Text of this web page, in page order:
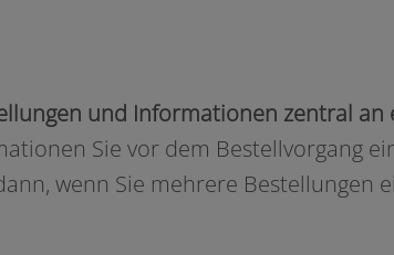
und Informationen zen­tral an
Sie vor dem Bestellvorgang
wenn Sie meh­re­re Bestellungen